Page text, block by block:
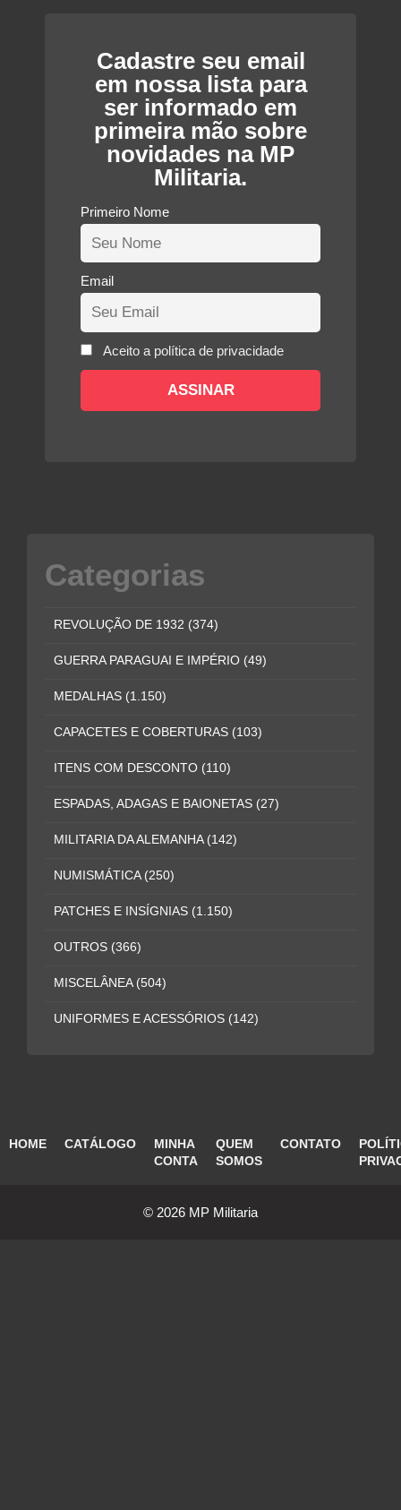
Cadastre seu email
em nossa lista para
ser informado em
primeira mão sobre
novidades na MP
Militaria.
Primeiro Nome
Email
Aceito a política de privacidade
Categorias
REVOLUÇÃO DE 1932 (374)
GUERRA PARAGUAI E IMPÉRIO (49)
MEDALHAS (1.150)
CAPACETES E COBERTURAS (103)
ITENS COM DESCONTO (110)
ESPADAS, ADAGAS E BAIONETAS (27)
MILITARIA DA ALEMANHA (142)
NUMISMÁTICA (250)
PATCHES E INSÍGNIAS (1.150)
OUTROS (366)
MISCELÂNEA (504)
UNIFORMES E ACESSÓRIOS (142)
HOME CATÁLOGO
MINHA
CONTA
QUEM
SOMOS
CONTATO
© 2026 MP Militaria